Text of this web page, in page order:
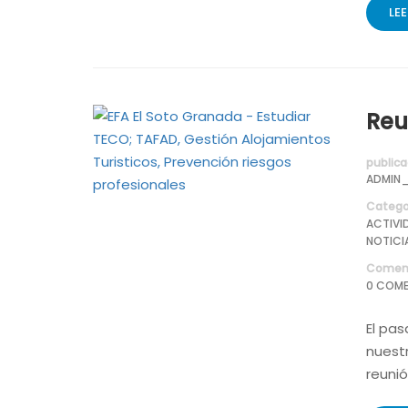
0
El